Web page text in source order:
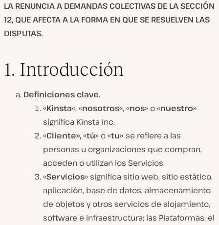
LA RENUNCIA A DEMANDAS COLECTIVAS DE LA SECCIÓN
12, QUE AFECTA A LA FORMA EN QUE SE RESUELVEN LAS
DISPUTAS.
1. Introducción
Definiciones clave.
«Kinsta«, «nosotros«, «nos» o «nuestro»
significa Kinsta Inc.
«Cliente»,«tú» o «tu» se refiere a las
personas u organizaciones que compran,
acceden o utilizan los Servicios.
«Servicios» significa sitio web, sitio estático,
aplicación, base de datos, almacenamiento
de objetos y otros servicios de alojamiento,
software e infraestructura; las Plataformas; el